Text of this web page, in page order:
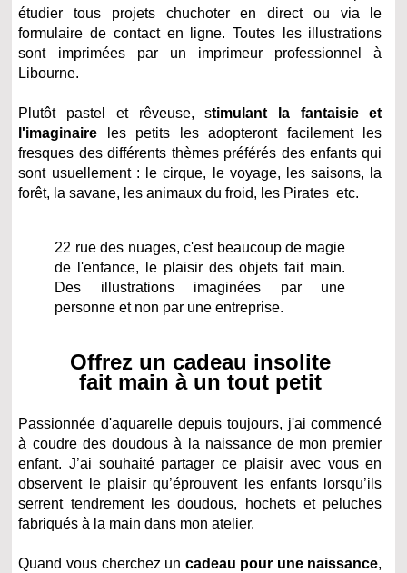
étudier tous projets chuchoter en direct ou via le
formulaire de contact en ligne. Toutes les illustrations
sont imprimées par un imprimeur professionnel à
Libourne.
Plutôt pastel et rêveuse, stimulant la fantaisie et
l'imaginaire les petits les adopteront facilement les
fresques des différents thèmes préférés des enfants qui
sont usuellement : le cirque, le voyage, les saisons, la
forêt, la savane, les animaux du froid, les Pirates etc.
22 rue des nuages, c'est beaucoup de magie
de l'enfance, le plaisir des objets fait main.
Des illustrations imaginées par une
personne et non par une entreprise.
Offrez un cadeau insolite
fait main à un tout petit
Passionnée d'aquarelle depuis toujours, j'ai commencé
à coudre des doudous à la naissance de mon premier
enfant. J’ai souhaité partager ce plaisir avec vous en
observent le plaisir qu’éprouvent les enfants lorsqu’ils
serrent tendrement les doudous, hochets et peluches
fabriqués à la main dans mon atelier.
Quand vous cherchez un cadeau pour une naissance,